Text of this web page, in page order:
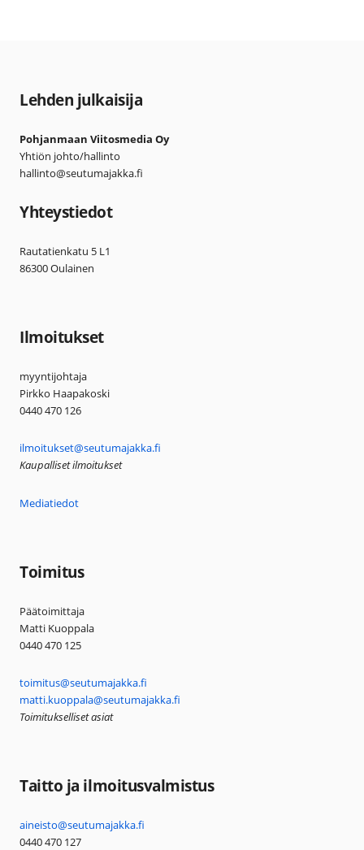
Lehden julkaisija
Pohjanmaan Viitosmedia Oy
Yhtiön johto/hallinto
hallinto@seutumajakka.fi
Yhteystiedot
Rautatienkatu 5 L1
86300 Oulainen
Ilmoitukset
myyntijohtaja
Pirkko Haapakoski
0440 470 126
ilmoitukset@seutumajakka.fi
Kaupalliset ilmoitukset
Mediatiedot
Toimitus
Päätoimittaja
Matti Kuoppala
0440 470 125
toimitus@seutumajakka.fi
matti.kuoppala@seutumajakka.fi
Toimitukselliset asiat
Taitto ja ilmoitusvalmistus
aineisto@seutumajakka.fi
0440 470 127